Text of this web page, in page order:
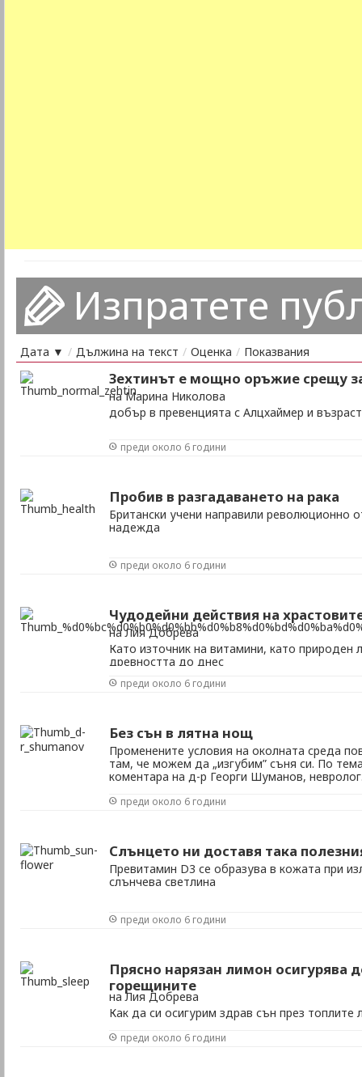
Изпратете
Дата ▼ / Дължина на текст / Оценка / Показвания
Зехтинът е мощно оръжие срещу
на Марина Николова
добър в превенцията с Алцхаймер и
преди около 6 години
Пробив в разгадаването на рака
Британски учени направили революционно
надежда
преди около 6 години
Чудодейни действия на
на Лия Добрева
Като източник на витамини, като природен
древността до днес
преди около 6 години
Без сън в лятна нощ
Променените условия на околната среда
там, че можем да „изгубим” съня си. По
коментара на д-р Георги Шуманов,
преди около 6 години
Слънцето ни доставя така
Превитамин D3 се образува в кожата при
слънчева светлина
преди около 6 години
Прясно нарязан лимон осигурява
горещините
на Лия Добрева
Как да си осигурим здрав сън през топлите
преди около 6 години